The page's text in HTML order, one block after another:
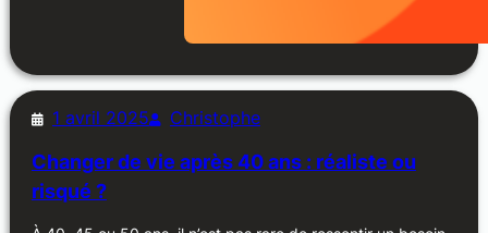
1 avril 2025 Christophe
Changer de vie après 40 ans : réaliste ou
risqué ?